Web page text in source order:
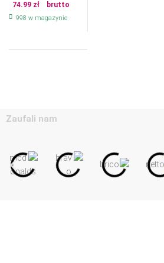
74.99 zł brutto
998 w magazynie
Zaufali nam